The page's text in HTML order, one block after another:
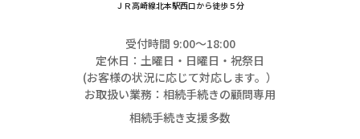
ＪＲ高崎線北本駅西口から徒歩５分
受付時間 9:00〜18:00
定休日：土曜日・日曜日・祝祭日
(お客様の状況に応じて対応します。）
お取扱い業務：相続手続きの顧問専用
相続手続き支援多数